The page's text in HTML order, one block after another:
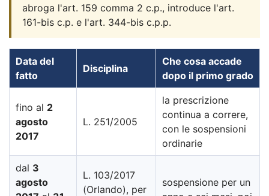
abroga l'art. 159 comma 2 c.p., introduce l'art.
161-bis c.p. e l'art. 344-bis c.p.p.
Data del
fatto
Disciplina
Che cosa accade
dopo il primo grado
fino al 2
agosto
2017
L. 251/2005
la prescrizione
continua a correre,
con le sospensioni
ordinarie
dal 3
agosto
L. 103/2017
(Orlando), per
sospensione per un